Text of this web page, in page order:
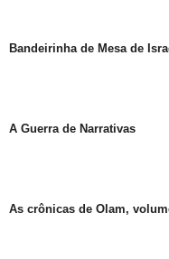
Bandeirinha de Mesa de
A Guerra de Narrativas
As crônicas de Olam,